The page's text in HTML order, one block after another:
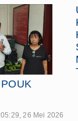
26 Mei 2026